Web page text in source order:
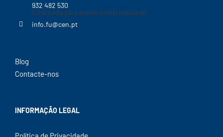
932 482 530
(Chamada para a rede móvel nacional)
info.fu@cen.pt
Blog
Contacte-nos
INFORMAÇÃO LEGAL